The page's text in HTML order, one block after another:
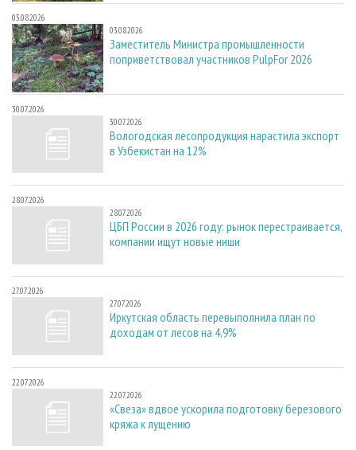
03.08.2026
03.08.2026
Заместитель Министра промышленности
поприветствовал участников PulpFor 2026
30.07.2026
30.07.2026
Вологодская лесопродукция нарастила экспорт
в Узбекистан на 12%
28.07.2026
28.07.2026
ЦБП России в 2026 году: рынок перестраивается,
компании ищут новые ниши
27.07.2026
27.07.2026
Иркутская область перевыполнила план по
доходам от лесов на 4,9%
22.07.2026
22.07.2026
«Свеза» вдвое ускорила подготовку березового
кряжа к лущению